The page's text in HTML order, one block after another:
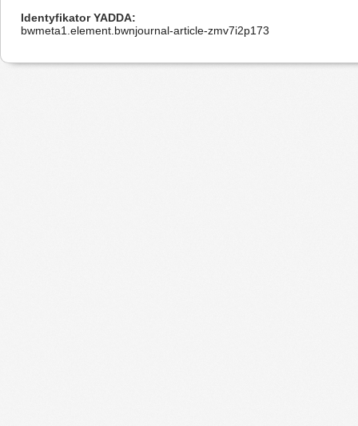
Identyfikator YADDA
bwmeta1.element.bwnjournal-article-zmv7i2p173